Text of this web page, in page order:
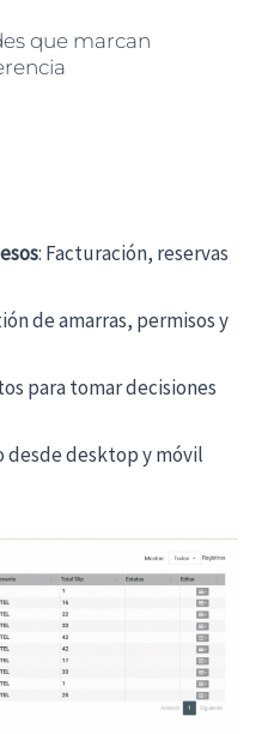
que marcan
: Facturación, reservas
de amarras, permisos y
para tomar decisiones
desde desktop y móvil